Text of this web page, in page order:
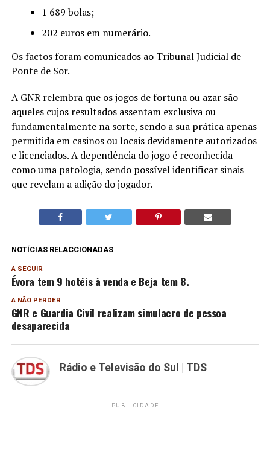
1 689 bolas;
202 euros em numerário.
Os factos foram comunicados ao Tribunal Judicial de
Ponte de Sor.
A GNR relembra que os jogos de fortuna ou azar são
aqueles cujos resultados assentam exclusiva ou
fundamentalmente na sorte, sendo a sua prática apenas
permitida em casinos ou locais devidamente autorizados
e licenciados. A dependência do jogo é reconhecida
como uma patologia, sendo possível identificar sinais
que revelam a adição do jogador.
NOTÍCIAS RELACCIONADAS
A SEGUIR
Évora tem 9 hotéis à venda e Beja tem 8.
A NÃO PERDER
GNR e Guardia Civil realizam simulacro de pessoa
desaparecida
Rádio e Televisão do Sul | TDS
PUBLICIDADE